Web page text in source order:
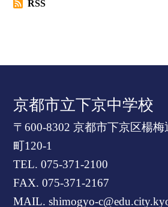
RSS
京都市立下京中学校
〒600-8302 京都市下京区楊
町120-1
TEL.075-371-2100
FAX. 075-371-2167
MAIL. shimogyo-